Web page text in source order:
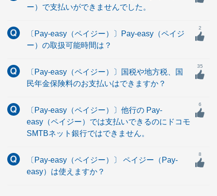
ー）で支払いができませんでした。
〔Pay-easy（ペイジー）〕Pay-easy（ペイジ
ー）の取扱可能時間は？
2
〔Pay-easy（ペイジー）〕国税や地方税、国
民年金保険料のお支払いはできますか？
35
〔Pay-easy（ペイジー）〕他行の Pay-
easy（ペイジー）では支払いできるのにドコモ
SMTBネット銀行ではできません。
6
〔Pay-easy（ペイジー）〕 ペイジー（Pay-
easy）は使えますか？
8